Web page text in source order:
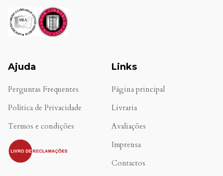
Ajuda
Perguntas Frequentes
Política de Privacidade
Termos e condições
.
Links
Página principal
Livraria
Avaliações
Imprensa
Contactos